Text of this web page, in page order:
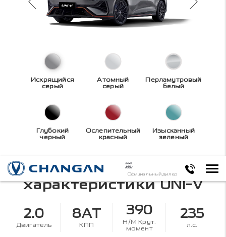
Официальный дилер
Искрящийся
серый
Атомный
серый
Перламутровый
белый
Глубокий
черный
Ослепительный
красный
Изысканный
зеленый
Технические
характеристикиUNI-V
2.0
Двигатель
8AT
КПП
390
Н/М Крут.
момент
235
л.с.